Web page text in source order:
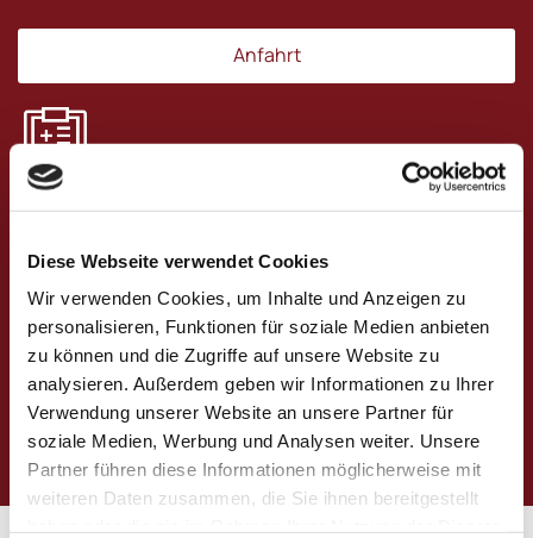
Diese Webseite verwendet Cookies
Wir verwenden Cookies, um Inhalte und Anzeigen zu
personalisieren, Funktionen für soziale Medien anbieten
zu können und die Zugriffe auf unsere Website zu
analysieren. Außerdem geben wir Informationen zu Ihrer
Verwendung unserer Website an unsere Partner für
soziale Medien, Werbung und Analysen weiter. Unsere
Partner führen diese Informationen möglicherweise mit
weiteren Daten zusammen, die Sie ihnen bereitgestellt
Anfahrt
Rezeptbestellung
Rezeptbestellungen können am folgenden
Werktag abgeholt werden.
Rezept bestellen